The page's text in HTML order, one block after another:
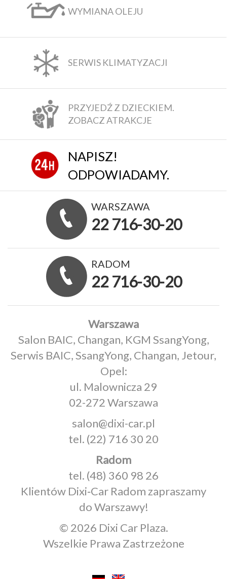
WYMIANA OLEJU
SERWIS KLIMATYZACJI
PRZYJEDŹ Z DZIECKIEM.
ZOBACZ ATRAKCJE
NAPISZ!
ODPOWIADAMY.
WARSZAWA
22 716-30-20
RADOM
22 716-30-20
Warszawa
Salon BAIC, Changan, KGM SsangYong,
Serwis BAIC, SsangYong, Changan, Jetour,
Opel:
ul. Malownicza 29
02-272 Warszawa
salon@dixi-car.pl
tel. (22) 716 30 20
Radom
tel. (48) 360 98 26
Klientów Dixi‑Car Radom zapraszamy
do Warszawy!
© 2026 Dixi Car Plaza.
Wszelkie Prawa Zastrzeżone